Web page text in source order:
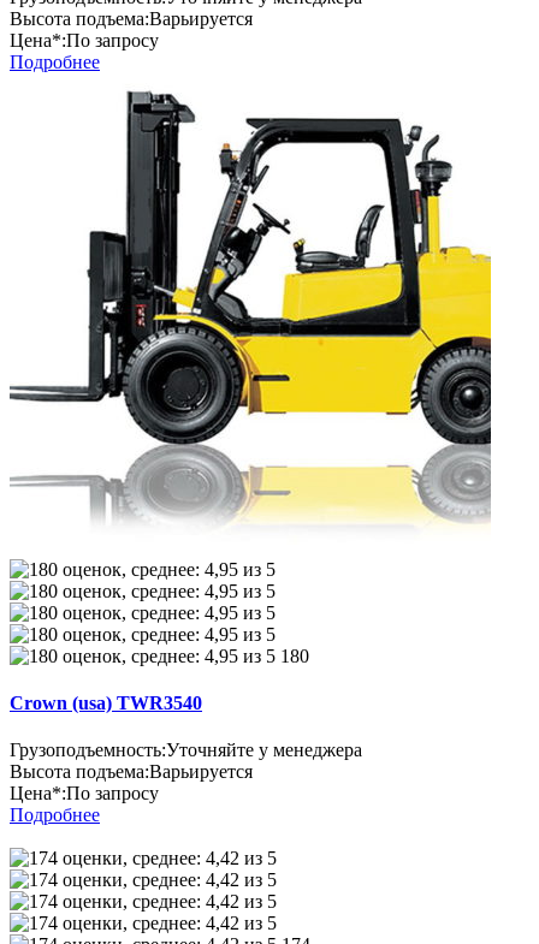
Высота подъема:Варьируется
Цена*:По запросу
Подробнее
180
Crown (usa) TWR3540
Грузоподъемность:Уточняйте у менеджера
Высота подъема:Варьируется
Цена*:По запросу
Подробнее